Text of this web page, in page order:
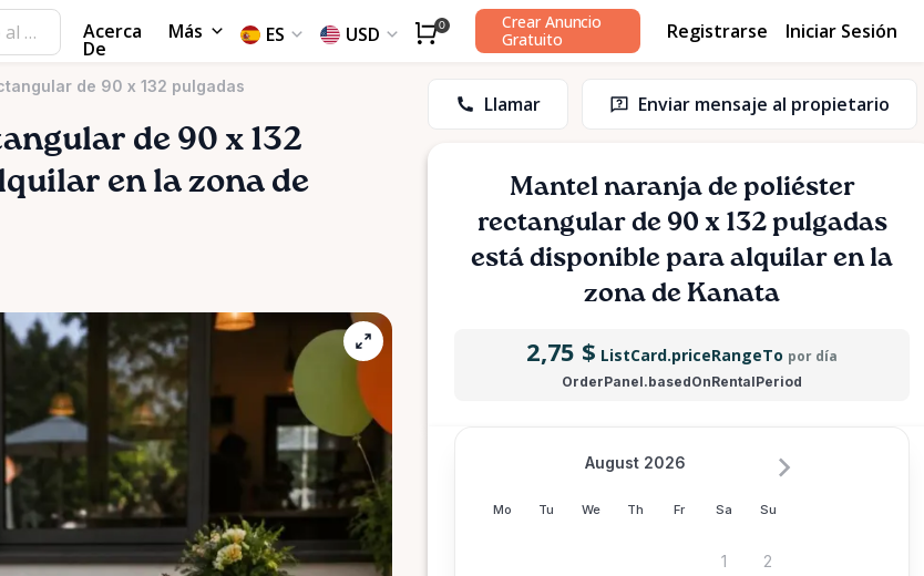
Acerca
De
Más ES USD 0
Crear Anuncio
Gratuito
Registrarse Iniciar Sesión
de 90 x 132 pulgadas
de 90 x 132
en la zona de
Llamar Enviar mensaje al propietario
Mantel naranja de poliéster
rectangular de 90 x 132 pulgadas
está disponible para alquilar en la
zona de Kanata
2,75 $ ListCard.priceRangeTo por día
OrderPanel.basedOnRentalPeriod
Mo Tu We Th Fr Sa Su
August 2026
1 2